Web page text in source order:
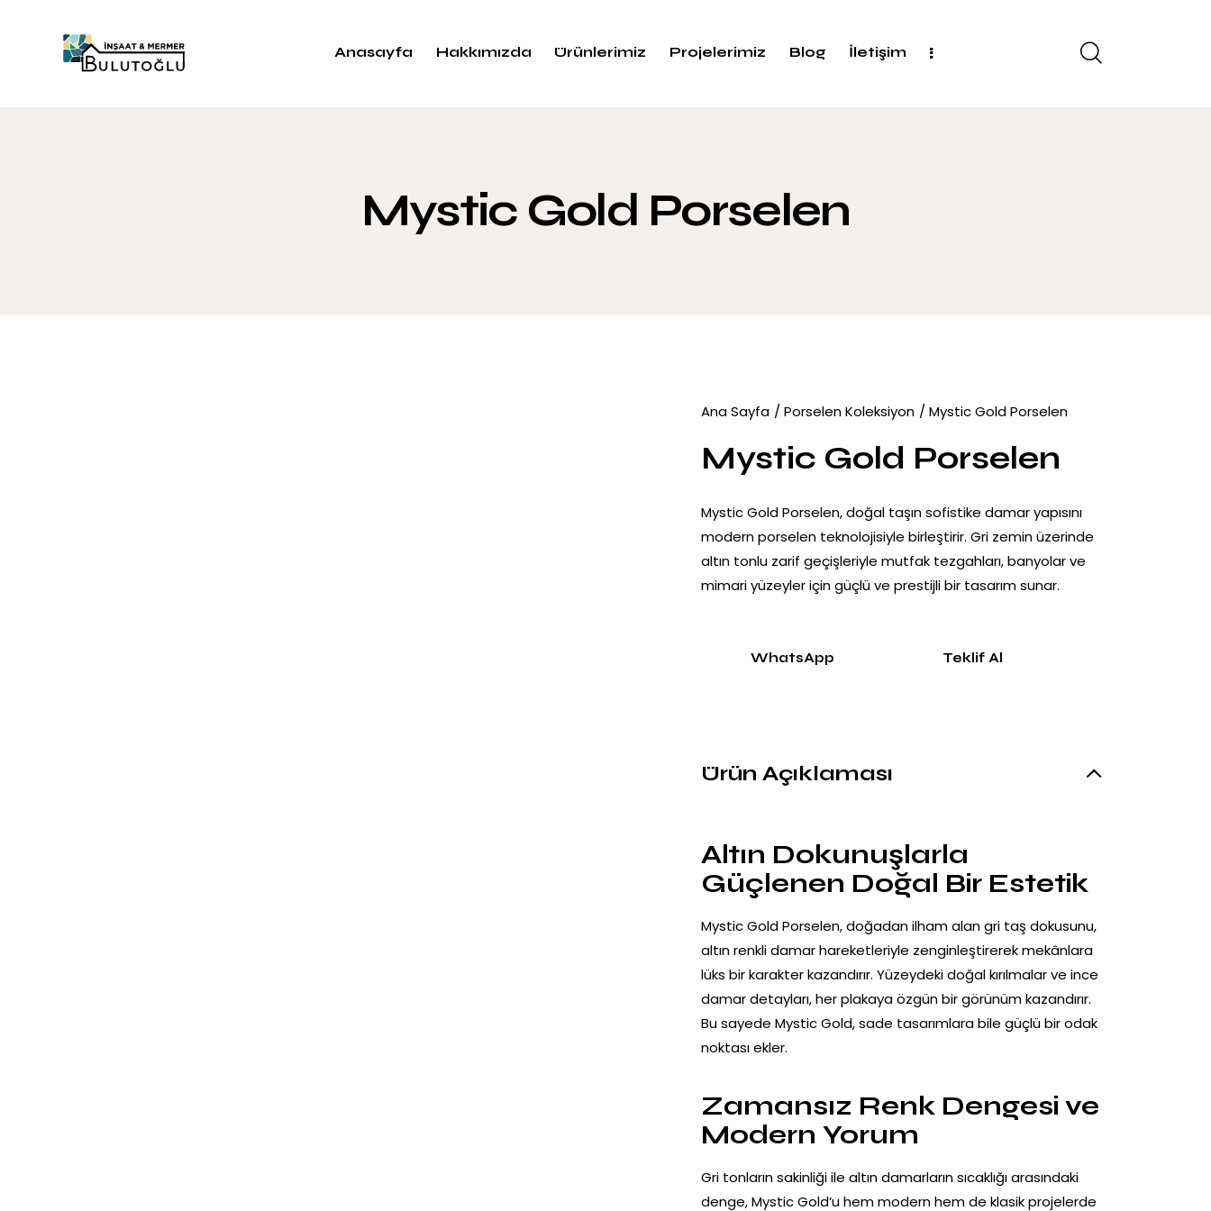
Anasayfa Hakkımızda Ürünlerimiz Projelerimiz Blog İletişim
Mystic Gold Porselen
Ana Sayfa Porselen Koleksiyon Mystic Gold Porselen
Mystic Gold Porselen
Mystic Gold Porselen, doğal taşın sofistike damar yapısını
modern porselen teknolojisiyle birleştirir. Gri zemin üzerinde
altın tonlu zarif geçişleriyle mutfak tezgahları, banyolar ve
mimari yüzeyler için güçlü ve prestijli bir tasarım sunar.
WhatsApp Teklif Al
Ürün Açıklaması
Altın Dokunuşlarla
Güçlenen Doğal Bir Estetik
Mystic Gold Porselen, doğadan ilham alan gri taş dokusunu,
altın renkli damar hareketleriyle zenginleştirerek mekânlara
lüks bir karakter kazandırır. Yüzeydeki doğal kırılmalar ve ince
damar detayları, her plakaya özgün bir görünüm kazandırır.
Bu sayede Mystic Gold, sade tasarımlara bile güçlü bir odak
noktası ekler.
Zamansız Renk Dengesi ve
Modern Yorum
Gri tonların sakinliği ile altın damarların sıcaklığı arasındaki
denge, Mystic Gold’u hem modern hem de klasik projelerde